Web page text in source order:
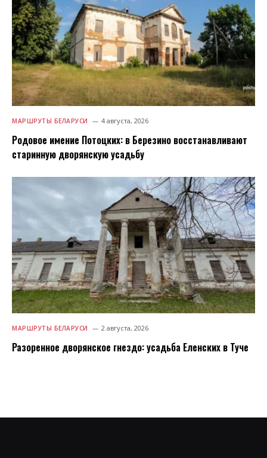
МАРШРУТЫ БЕЛАРУСИ 4 августа, 2026
Родовое имение Потоцких: в Березино восстанавливают
старинную дворянскую усадьбу
МАРШРУТЫ БЕЛАРУСИ 2 августа, 2026
Разоренное дворянское гнездо: усадьба Еленских в Туче